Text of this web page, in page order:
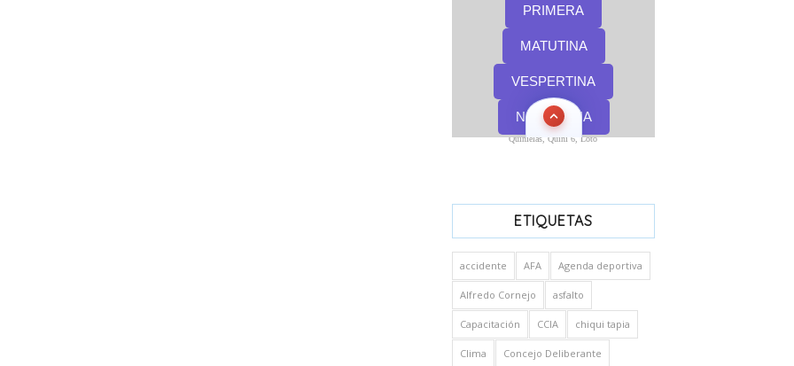
Quinielas, Quini 6, Loto
ETIQUETAS
accidente AFA Agenda deportiva
Alfredo Cornejo asfalto
Capacitación CCIA chiqui tapia
Clima Concejo Deliberante